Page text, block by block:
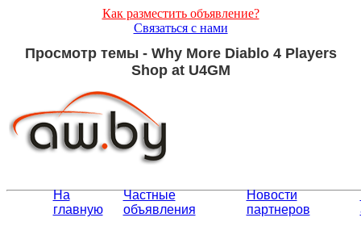
Как разместить объявление?
Связаться с нами
Просмотр темы - Why More Diablo 4 Players
Shop at U4GM
На
главную
Частные
объявления
Новости
партнеров